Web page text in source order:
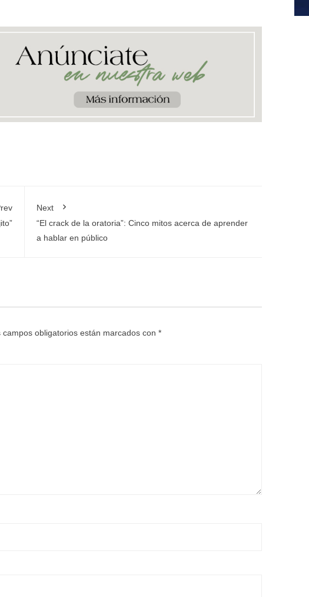
Next
“El crack de la oratoria”: Cinco mitos acerca de aprender
a hablar en público
campos obligatorios están marcados con *